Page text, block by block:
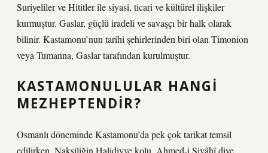
Suriyeliler ve Hititler ile siyasi, ticari ve kültürel ilişkiler
kurmuştur. Gaslar, güçlü iradeli ve savaşçı bir halk olarak
bilinir. Kastamonu’nun tarihi şehirlerinden biri olan Timonion
veya Tumanna, Gaslar tarafından kurulmuştur.
KASTAMONULULAR HANGI
MEZHEPTENDIR?
Osmanlı döneminde Kastamonu’da pek çok tarikat temsil
edilirken, Nakşiliğin Halidiyye kolu, Ahmed-i Siyâhî diye